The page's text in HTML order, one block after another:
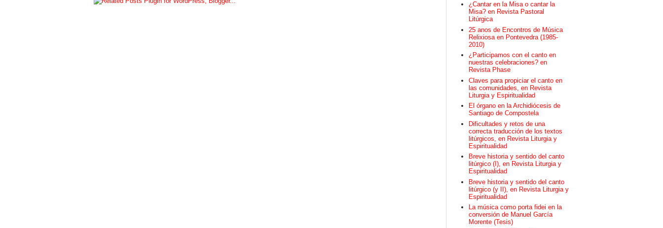
¿Cantar en la Misa o cantar la
Misa? en Revista Pastoral
Litúrgica
25 anos de Encontros de Música
Relixiosa en Pontevedra (1985-
2010)
¿Participamos con el canto en
nuestras celebraciones? en
Revista Phase
Claves para propiciar el canto en
las comunidades, en Revista
Liturgia y Espiritualidad
El órgano en la Archidiócesis de
Santiago de Compostela
Dificultades y retos de una
correcta traducción de los textos
litúrgicos, en Revista Liturgia y
Espiritualidad
Breve historia y sentido del canto
litúrgico (I), en Revista Liturgia y
Espiritualidad
Breve historia y sentido del canto
litúrgico (y II), en Revista Liturgia y
Espiritualidad
La música como porta fidei en la
conversión de Manuel García
Morente (Tesis)